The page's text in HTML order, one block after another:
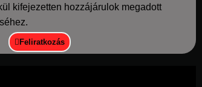
kifejezetten hozzájárulok megadott
Feliratkozás